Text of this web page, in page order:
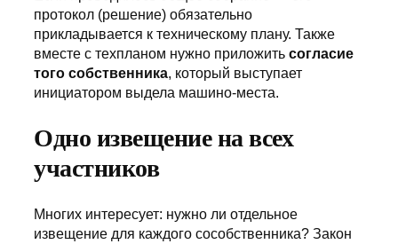
протокол (решение) обязательно
прикладывается к техническому плану. Также
вместе с техпланом нужно приложить согласие
того собственника, который выступает
инициатором выдела машино-места.
Одно извещение на всех
участников
Многих интересует: нужно ли отдельное
извещение для каждого сособственника? Закон